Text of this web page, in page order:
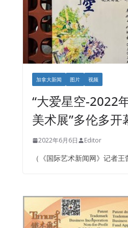
加拿大新闻 图片 视频
“大爱星空-2022
美术展”多伦多开
2022年6月6日 Editor
（《国际艺术新闻网》记者